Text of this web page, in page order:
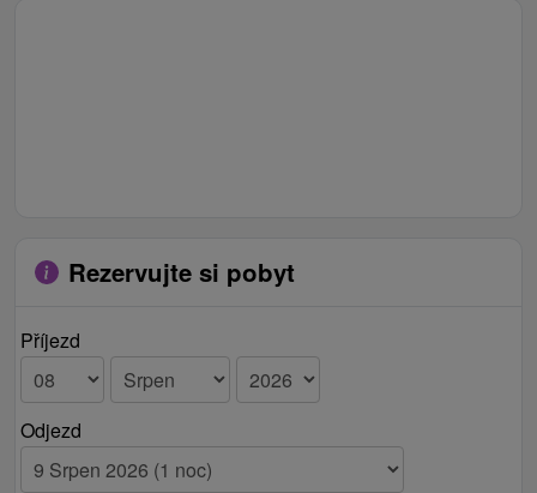
Rezervujte si pobyt
Příjezd
Odjezd